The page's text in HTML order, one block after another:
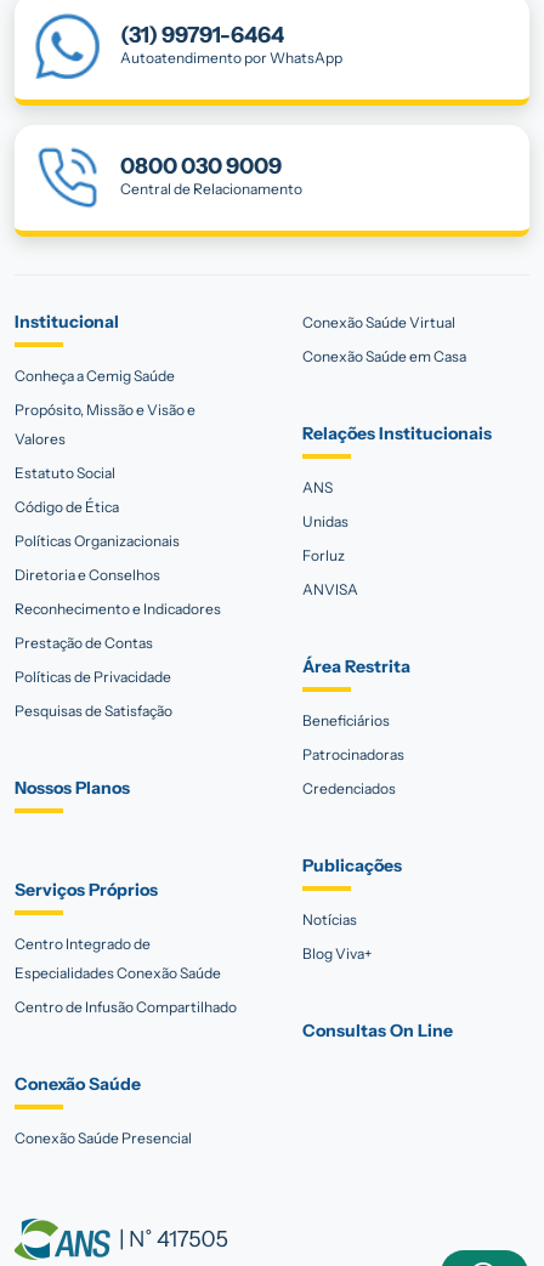
(31) 99791-6464
Autoatendimento por WhatsApp
0800 030 9009
Central de Relacionamento
Institucional
Conheça a Cemig Saúde
Propósito, Missão e Visão e
Valores
Estatuto Social
Código de Ética
Políticas Organizacionais
Diretoria e Conselhos
Reconhecimento e Indicadores
Prestação de Contas
Políticas de Privacidade
Pesquisas de Satisfação
Nossos Planos
Serviços Próprios
Centro Integrado de
Especialidades Conexão Saúde
Centro de Infusão Compartilhado
Conexão Saúde
Conexão Saúde Presencial
Conexão Saúde Virtual
Conexão Saúde em Casa
Relações Institucionais
ANS
Unidas
Forluz
ANVISA
Área Restrita
Beneficiários
Patrocinadoras
Credenciados
Publicações
Notícias
Blog Viva+
Consultas On Line